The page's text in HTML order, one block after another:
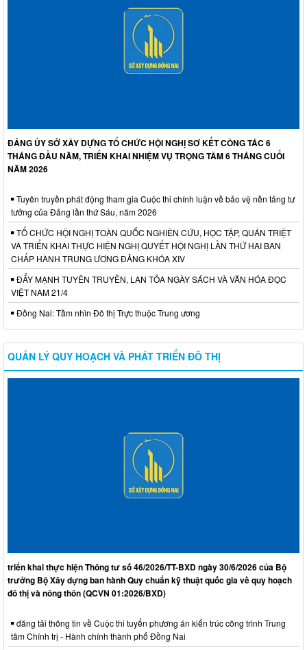
ĐẢNG ỦY SỞ XÂY DỰNG TỔ CHỨC HỘI NGHỊ SƠ KẾT CÔNG TÁC 6
THÁNG ĐẦU NĂM, TRIỂN KHAI NHIỆM VỤ TRỌNG TÂM 6 THÁNG CUỐI
NĂM 2026
Tuyên truyền phát động tham gia Cuộc thi chính luận về bảo vệ nền tảng tư
tưởng của Đảng lần thứ Sáu, năm 2026
TỔ CHỨC HỘI NGHỊ TOÀN QUỐC NGHIÊN CỨU, HỌC TẬP, QUÁN TRIỆT
VÀ TRIỂN KHAI THỰC HIỆN NGHỊ QUYẾT HỘI NGHỊ LẦN THỨ HAI BAN
CHẤP HÀNH TRUNG ƯƠNG ĐẢNG KHÓA XIV
ĐẨY MẠNH TUYÊN TRUYỀN, LAN TỎA NGÀY SÁCH VÀ VĂN HÓA ĐỌC
VIỆT NAM 21/4
Đồng Nai: Tầm nhìn Đô thị Trực thuộc Trung ương
QUẢN LÝ QUY HOẠCH VÀ PHÁT TRIỂN ĐÔ THỊ
triển khai thực hiện Thông tư số 46/2026/TT-BXD ngày 30/6/2026 của Bộ
trưởng Bộ Xây dựng ban hành Quy chuẩn kỹ thuật quốc gia về quy hoạch
đô thị và nông thôn (QCVN 01:2026/BXD)
đăng tải thông tin về Cuộc thi tuyển phương án kiến trúc công trình Trung
tâm Chính trị - Hành chính thành phố Đồng Nai